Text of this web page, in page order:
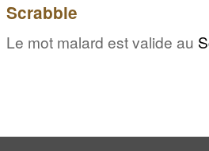
Scrabble
Le mot malard est valide au